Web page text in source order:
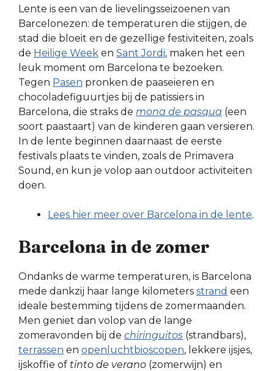
Lente is een van de lievelingsseizoenen van
Barcelonezen: de temperaturen die stijgen, de
stad die bloeit en de gezellige festiviteiten, zoals
de Heilige Week en Sant Jordi, maken het een
leuk moment om Barcelona te bezoeken.
Tegen Pasen pronken de paaseieren en
chocoladefiguurtjes bij de patissiers in
Barcelona, die straks de mona de pasqua (een
soort paastaart) van de kinderen gaan versieren.
In de lente beginnen daarnaast de eerste
festivals plaats te vinden, zoals de Primavera
Sound, en kun je volop aan outdoor activiteiten
doen.
Lees hier meer over Barcelona in de lente.
Barcelona in de zomer
Ondanks de warme temperaturen, is Barcelona
mede dankzij haar lange kilometers strand een
ideale bestemming tijdens de zomermaanden.
Men geniet dan volop van de lange
zomeravonden bij de chiringuitos (strandbars),
terrassen en openluchtbioscopen, lekkere ijsjes,
ijskoffie of tinto de verano (zomerwijn) en